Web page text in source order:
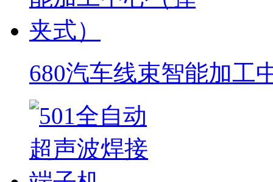
680汽车线束智能加工